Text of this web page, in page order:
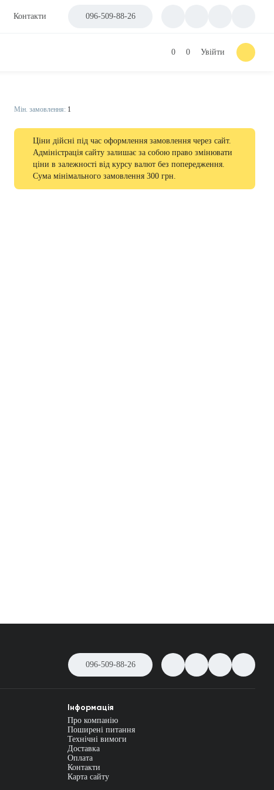
Контакти 096-509-88-26
0 0 Увійти
Мін. замовлення: 1
Ціни дійсні під час оформлення замовлення через сайт.
Адміністрація сайту залишає за собою право змінювати
ціни в залежності від курсу валют без попередження.
Сума мінімального замовлення 300 грн.
096-509-88-26
Інформація
Про компанію
Поширені питання
Технічні вимоги
Доставка
Оплата
Контакти
Карта сайту